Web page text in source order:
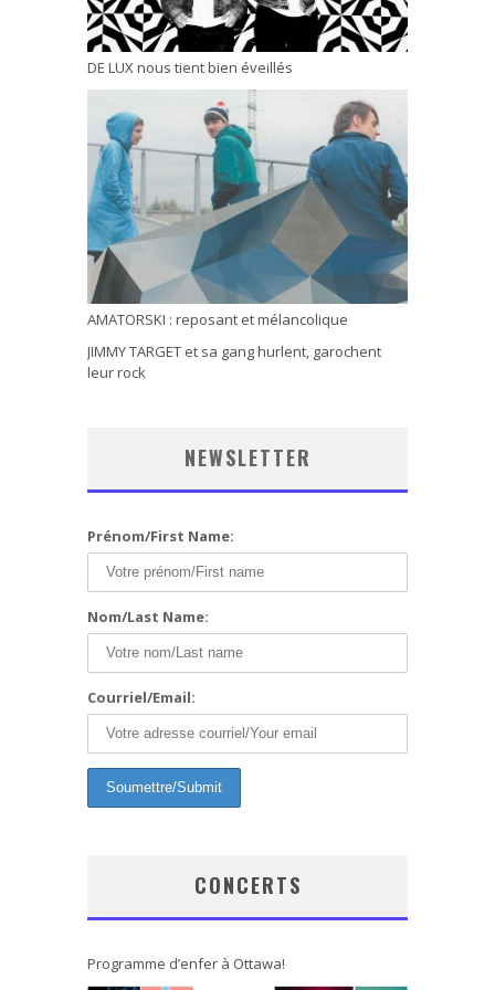
DE LUX nous tient bien éveillés
AMATORSKI : reposant et mélancolique
JIMMY TARGET et sa gang hurlent, garochent
leur rock
NEWSLETTER
Prénom/First Name:
Nom/Last Name:
Courriel/Email:
CONCERTS
Programme d’enfer à Ottawa!